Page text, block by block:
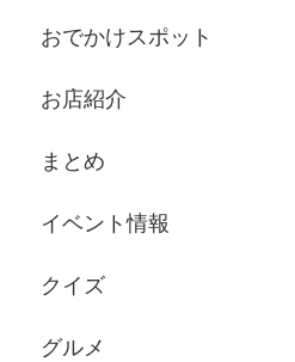
おでかけスポット
お店紹介
まとめ
イベント情報
クイズ
グルメ